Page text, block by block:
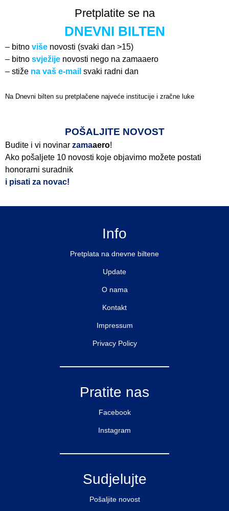
Pretplatite se na
DNEVNI BILTEN
– bitno više novosti (svaki dan >15)
– bitno svježije novosti nego na zamaaero
– stiže na vaš e-mail svaki radni dan
Na Dnevni bilten su pretplačene najveće institucije i zračne luke
POŠALJITE NOVOST
Budite i vi novinar zamaaero!
Ako pošaljete 10 novosti koje objavimo možete postati
honorarni suradnik
i pisati za novac!
Info
Pretplata na dnevne biltene
Update
O nama
Kontakt
Impressum
Privacy Policy
Pratite nas
Facebook
Instagram
Sudjelujte
Pošaljite novost